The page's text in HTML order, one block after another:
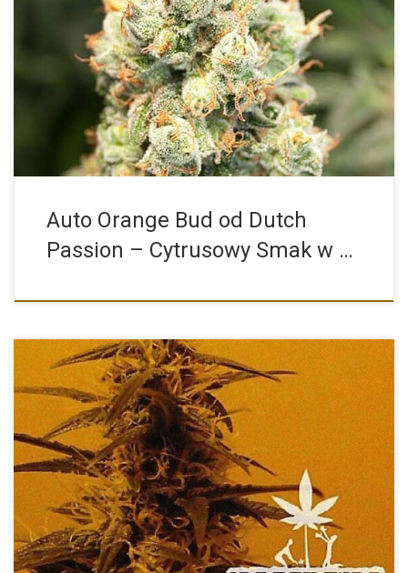
Auto Orange Bud od Dutch Passion to istna gratka dla […]
Auto Orange Bud od Dutch
Passion – Cytrusowy Smak w …
Zambeza Seeds to znany i ceniony producent nasion konopi,
który […]